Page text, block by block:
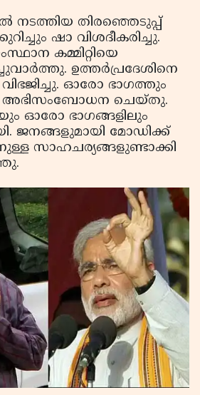
നടത്തിയ തിരഞ്ഞെടുപ്പ്
ഷാ വിശദീകരിച്ചു.
കമ്മിറ്റിയെ
ഉത്തര്‍പ്രദേശിനെ
വിഭജിച്ചു. ഓരോ ഭാഗത്തും
അഭിസംബോധന ചെയ്തു.
ഓരോ ഭാഗങ്ങളിലും
ജനങ്ങളുമായി മോഡിക്ക്
സാഹചര്യങ്ങളുണ്ടാക്കി